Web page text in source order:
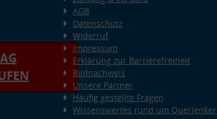
AGB
Datenschutz
Widerruf
Impressum
Erklärung zur Barrierefreiheit
Bildnachweis
Unsere Partner
Häufig gestellte Fragen
Wissenswertes rund um Querlenker